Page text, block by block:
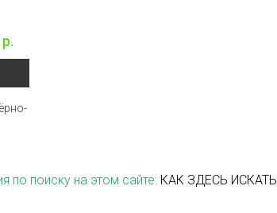
по поиску на этом сайте: КАК ЗДЕСЬ ИСКАТЬ